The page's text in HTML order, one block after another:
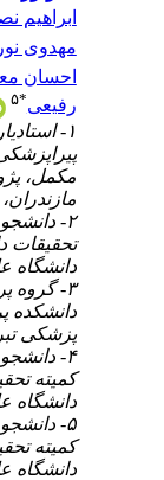
ابراهیم
مهدوی نور
احسان
رفیعی
۵
۱-
مکمل،
مازندران،
۲-
تحقیقات
دانشگاه
۳- گروه
دانشکده
پزشکی
۴-
کمیته
دانشگاه
۵-
کمیته
دانشگاه